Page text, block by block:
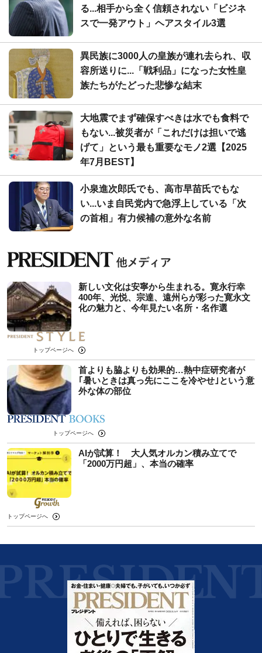
る...相手から全く信頼されない「ビジネ
スで一発アウト」ヘアスタイル3選
異民族に3000人の皇族が連れ去られ、収
容所送りに...「戦利品」になった女性皇
族たちがたどった悲惨な結末
大地震でまず確保すべきは水でも食料で
もない...被災者が「これだけは担いで逃
げて」という最も重要なモノ2選【2025
年7月BEST】
小泉進次郎氏でも、高市早苗氏でもな
い...いま自民党内で急浮上している「次
の首相」有力候補の意外な名前
新しい文化は安寧から生まれる。寛永行幸
400年、光悦、宗達、遠州らが彩った寛永文
化の魅力と、今年見たい名所・名作選
トップページへ
首よりも脇よりも効果的…熱中症研究者が
｢暑いときは真っ先にここを冷やせ｣という意
外な体の部位
トップページへ
AIが試算！ 大人気オルカン積み立てで
「2000万円超」、本当の確率
トップページへ